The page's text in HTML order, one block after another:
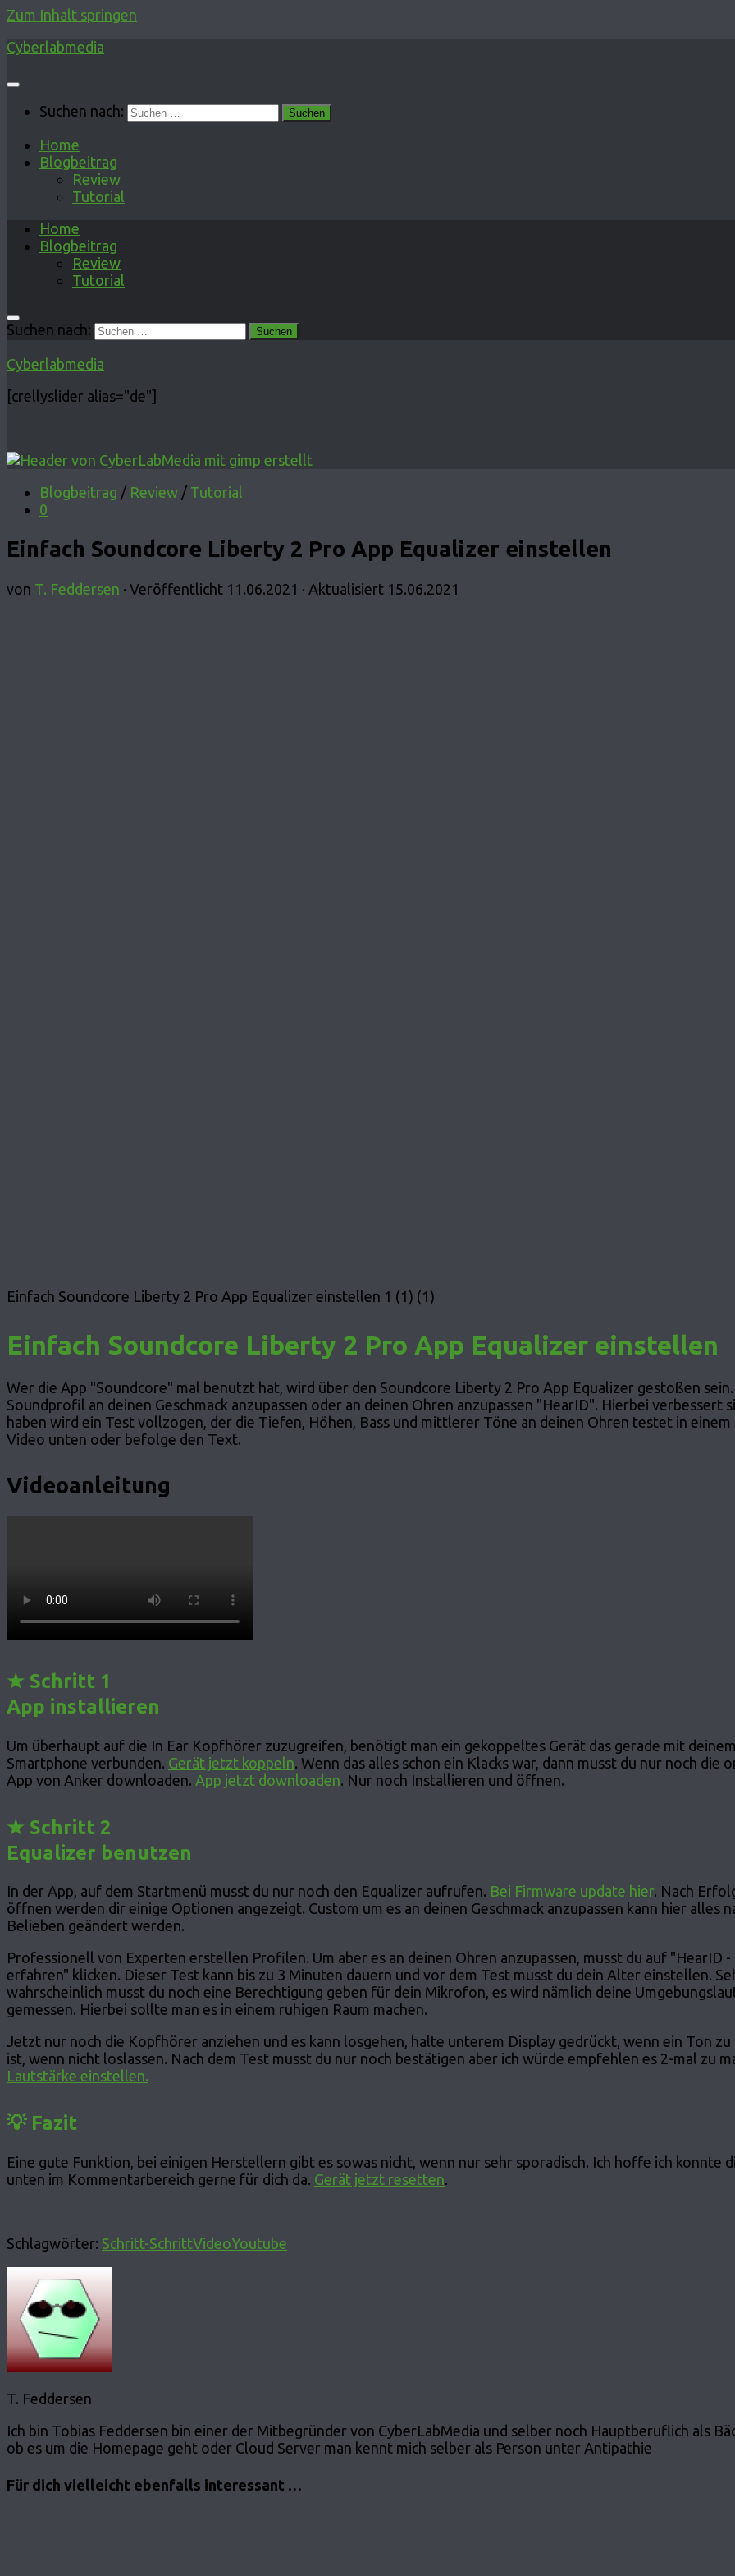
Zum Inhalt springen
Cyberlabmedia
Suchen nach:
Home
Blogbeitrag
Review
Tutorial
Home
Blogbeitrag
Review
Tutorial
Suchen nach:
Cyberlabmedia
[crellyslider alias="de"]
Blogbeitrag / Review / Tutorial
0
Einfach Soundcore Liberty 2 Pro App Equalizer einstellen
von T. Feddersen · Veröffentlicht 11.06.2021 · Aktualisiert 15.06.2021
Einfach Soundcore Liberty 2 Pro App Equalizer einstellen 1 (1) (1)
Einfach Soundcore Liberty 2 Pro App Equalizer einstellen
Wer die App "Soundcore" mal benutzt hat, wird über den Soundcore Liberty 2 Pro App Equalizer gestoßen
Soundprofil an deinen Geschmack anzupassen oder an deinen Ohren anzupassen "HearID". Hierbei verbessert
haben wird ein Test vollzogen, der die Tiefen, Höhen, Bass und mittlerer Töne an deinen Ohren testet in
Video unten oder befolge den Text.
Videoanleitung
★ Schritt 1
App installieren
Um überhaupt auf die In Ear Kopfhörer zuzugreifen, benötigt man ein gekoppeltes Gerät das gerade mit deinem
Smartphone verbunden. Gerät jetzt koppeln. Wenn das alles schon ein Klacks war, dann musst du nur noch die
App von Anker downloaden. App jetzt downloaden. Nur noch Installieren und öffnen.
★ Schritt 2
Equalizer benutzen
In der App, auf dem Startmenü musst du nur noch den Equalizer aufrufen. Bei Firmware update hier. Nach
öffnen werden dir einige Optionen angezeigt. Custom um es an deinen Geschmack anzupassen kann hier alles
Belieben geändert werden.
Professionell von Experten erstellen Profilen. Um aber es an deinen Ohren anzupassen, musst du auf "HearID -
erfahren" klicken. Dieser Test kann bis zu 3 Minuten dauern und vor dem Test musst du dein Alter einstellen.
wahrscheinlich musst du noch eine Berechtigung geben für dein Mikrofon, es wird nämlich deine
gemessen. Hierbei sollte man es in einem ruhigen Raum machen.
Jetzt nur noch die Kopfhörer anziehen und es kann losgehen, halte unterem Display gedrückt, wenn ein Ton zu
ist, wenn nicht loslassen. Nach dem Test musst du nur noch bestätigen aber ich würde empfehlen es 2-mal zu
Lautstärke einstellen.
💡 Fazit
Eine gute Funktion, bei einigen Herstellern gibt es sowas nicht, wenn nur sehr sporadisch. Ich hoffe ich
unten im Kommentarbereich gerne für dich da. Gerät jetzt resetten.
Schlagwörter: Schritt-SchrittVideoYoutube
T. Feddersen
Ich bin Tobias Feddersen bin einer der Mitbegründer von CyberLabMedia und selber noch Hauptberuflich als
ob es um die Homepage geht oder Cloud Server man kennt mich selber als Person unter Antipathie
Für dich vielleicht ebenfalls interessant …